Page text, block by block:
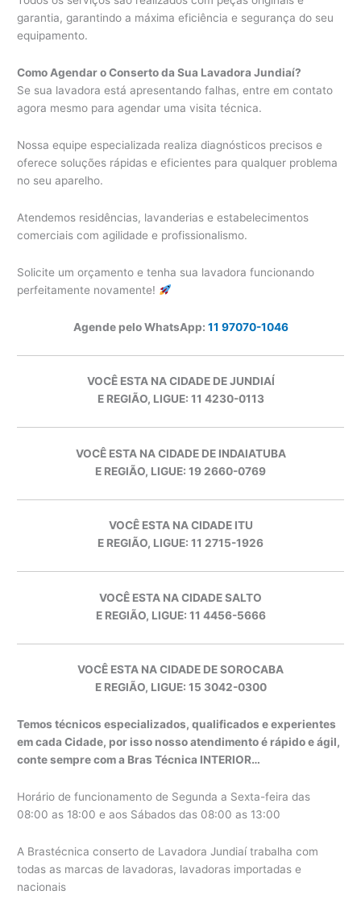
garantia, garantindo a máxima eficiência e segurança do seu
equipamento.
Como Agendar o Conserto da Sua Lavadora Jundiaí?
Se sua lavadora está apresentando falhas, entre em contato
agora mesmo para agendar uma visita técnica.
Nossa equipe especializada realiza diagnósticos precisos e
oferece soluções rápidas e eficientes para qualquer problema
no seu aparelho.
Atendemos residências, lavanderias e estabelecimentos
comerciais com agilidade e profissionalismo.
Solicite um orçamento e tenha sua lavadora funcionando
perfeitamente novamente!
Agende pelo WhatsApp: 11 97070-1046
VOCÊ ESTA NA CIDADE DE JUNDIAÍ
E REGIÃO, LIGUE: 11 4230-0113
VOCÊ ESTA NA CIDADE DE INDAIATUBA
E REGIÃO, LIGUE: 19 2660-0769
VOCÊ ESTA NA CIDADE ITU
E REGIÃO, LIGUE: 11 2715-1926
VOCÊ ESTA NA CIDADE SALTO
E REGIÃO, LIGUE: 11 4456-5666
VOCÊ ESTA NA CIDADE DE SOROCABA
E REGIÃO, LIGUE: 15 3042-0300
Temos técnicos especializados, qualificados e experientes
em cada Cidade, por isso nosso atendimento é rápido e ágil,
conte sempre com a Bras Técnica INTERIOR…
Horário de funcionamento de Segunda a Sexta-feira das
08:00 as 18:00 e aos Sábados das 08:00 as 13:00
A Brastécnica conserto de Lavadora Jundiaí trabalha com
todas as marcas de lavadoras, lavadoras importadas e
nacionais